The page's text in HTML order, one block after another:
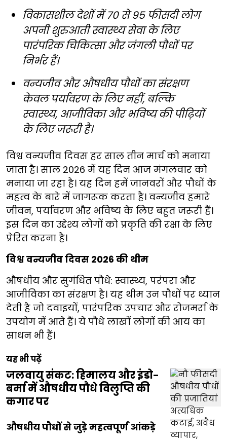
विकासशील देशों में 70 से 95 फीसदी लोग
अपनी शुरुआती स्वास्थ्य सेवा के लिए
पारंपरिक चिकित्सा और जंगली पौधों पर
निर्भर हैं।
वन्यजीव और औषधीय पौधों का संरक्षण
केवल पर्यावरण के लिए नहीं, बल्कि
स्वास्थ्य, आजीविका और भविष्य की पीढ़ियों
के लिए जरूरी है।
विश्व वन्यजीव दिवस हर साल तीन मार्च को मनाया
जाता है। साल 2026 में यह दिन आज मंगलवार को
मनाया जा रहा है। यह दिन हमें जानवरों और पौधों के
महत्व के बारे में जागरूक करता है। वन्यजीव हमारे
जीवन, पर्यावरण और भविष्य के लिए बहुत जरूरी हैं।
इस दिन का उद्देश्य लोगों को प्रकृति की रक्षा के लिए
प्रेरित करना है।
विश्व वन्यजीव दिवस 2026 की थीम
औषधीय और सुगंधित पौधे: स्वास्थ्य, परंपरा और
आजीविका का संरक्षण है। यह थीम उन पौधों पर ध्यान
देती है जो दवाइयों, पारंपरिक उपचार और रोजमर्रा के
उपयोग में आते हैं। ये पौधे लाखों लोगों की आय का
साधन भी हैं।
यह भी पढ़ें
जलवायु संकट: हिमालय और इंडो-
बर्मा में औषधीय पौधे विलुप्ति की
कगार पर
औषधीय पौधों से जुड़े महत्वपूर्ण आंकड़े